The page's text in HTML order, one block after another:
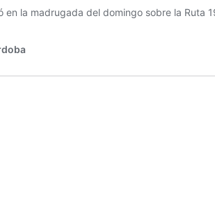
en la madrugada del domingo sobre la Ruta